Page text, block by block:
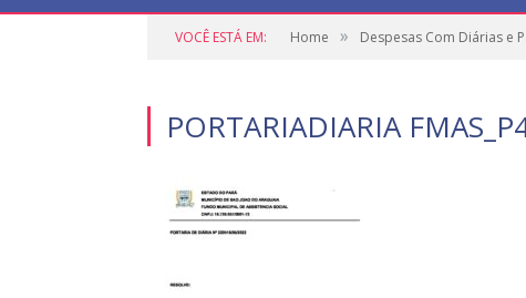
VOCÊ ESTÁ EM: Home » Despesas Com Diárias e
PORTARIADIARIA